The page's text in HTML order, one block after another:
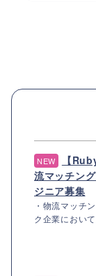
NEW
【
流マッチン
ジニア募集
・物流マッチ
ク企業におい